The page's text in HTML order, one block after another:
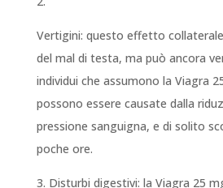
Vertigini: questo effetto
del mal di testa, ma può ancora
individui che assumono la Viagra
possono essere causate dalla
pressione sanguigna, e di solito
poche ore.
3. Disturbi digestivi: la Viagra 25